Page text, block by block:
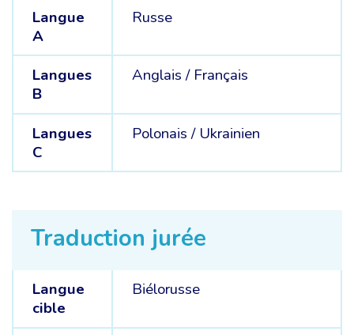
Langue
A
Russe
Langues
B
Anglais / Français
Langues
C
Polonais / Ukrainien
Traduction jurée
Langue
cible
Biélorusse